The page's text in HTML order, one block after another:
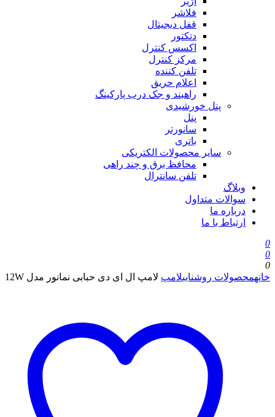
فلاشر
قفل دیجیتال
دتکتور
اکسس کنترل
مرکز کنترل
تلفن کننده
اعلام حریق
راهبند و جک درب پارکینگ
پنل خورشیدی
پنل
سانورتر
باتری
سایر محصولات الکتریکی
محافظ برق و چند راهی
تلفن سانترال
وبلاگ
سوالات متداول
درباره ما
ارتباط با ما
0
0
0
خانهمحصولات روشناییلامپ لامپ ال ای دی حبابی نمانور مدل 12W